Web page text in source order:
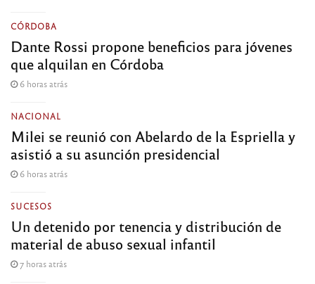
CÓRDOBA
Dante Rossi propone beneficios para jóvenes
que alquilan en Córdoba
6 horas atrás
NACIONAL
Milei se reunió con Abelardo de la Espriella y
asistió a su asunción presidencial
6 horas atrás
SUCESOS
Un detenido por tenencia y distribución de
material de abuso sexual infantil
7 horas atrás